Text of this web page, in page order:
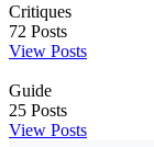
Critiques
72 Posts
View Posts
Guide
25 Posts
View Posts